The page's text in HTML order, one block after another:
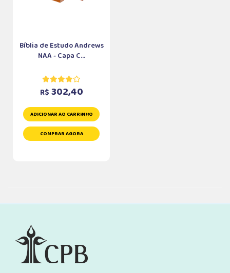
Bíblia de Estudo Andrews
NAA - Capa C...
R$ 302,40
ADICIONAR AO CARRINHO
COMPRAR AGORA